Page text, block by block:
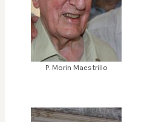
P. Morin Maestrillo